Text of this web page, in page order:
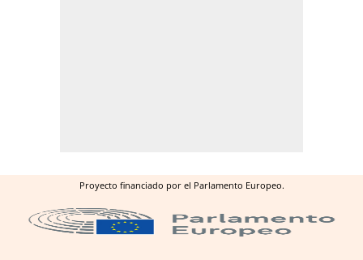
Proyecto financiado por el Parlamento Europeo.